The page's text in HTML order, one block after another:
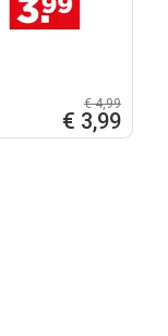
€ 4,99
€ 3,99